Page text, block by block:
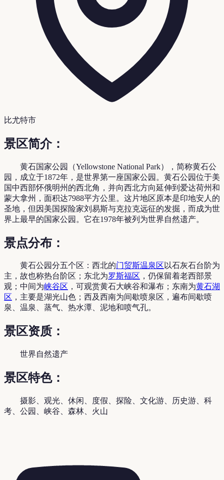
比尤特市
景区简介：
黄石国家公园（Yellowstone National Park），简称黄石公
园，成立于1872年，是世界第一座国家公园。黄石公园位于美
国中西部怀俄明州的西北角，并向西北方向延伸到爱达荷州和
蒙大拿州，面积达7988平方公里。这片地区原本是印地安人的
圣地，但因美国探险家刘易斯与克拉克远征的发掘，而成为世
界上最早的国家公园。它在1978年被列为世界自然遗产。
景点分布：
黄石公园分五个区：西北的门贸斯温泉区以石灰石台阶为
主，故也称热台阶区；东北为罗斯福区 ，仍保留着老西部景
观；中间为峡谷区 ，可观赏黄石大峡谷和瀑布；东南为黄石湖
区 ，主要是湖光山色；西及西南为间歇喷泉区，遍布间歇喷
泉、温泉、蒸气、热水潭、泥地和喷气孔。
景区资质：
世界自然遗产
景区特色：
摄影、观光、休闲、度假、探险、文化游、历史游、科
考、公园、峡谷、森林、火山